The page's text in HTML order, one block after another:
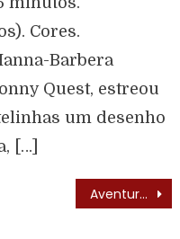
Cores.
Barbera
Quest, estreou
um desenho
[…]
Aventura Submarina (Sea Hunt – 1958) – Lista de Episódios